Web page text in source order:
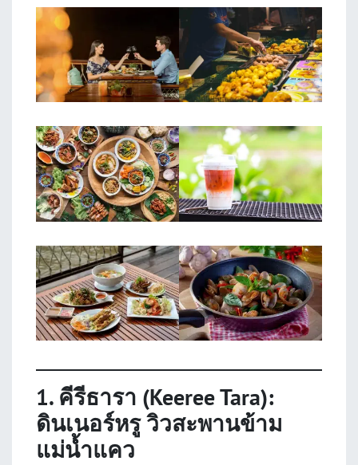
1. คีรีธารา (Keeree Tara):
ดินเนอร์หรู วิวสะพานข้าม
แม่น้ำแคว